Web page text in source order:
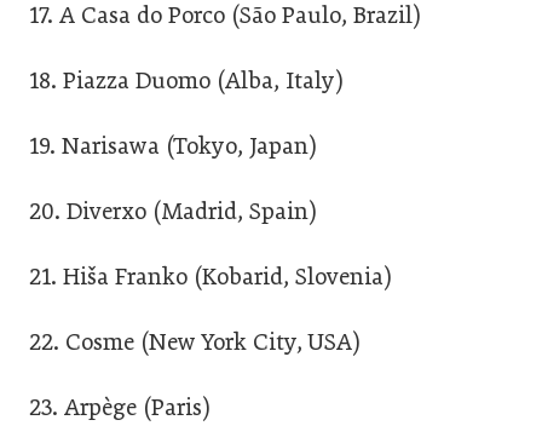
17. A Casa do Porco (São Paulo, Brazil)
18. Piazza Duomo (Alba, Italy)
19. Narisawa (Tokyo, Japan)
20. Diverxo (Madrid, Spain)
21. Hiša Franko (Kobarid, Slovenia)
22. Cosme (New York City, USA)
23. Arpège (Paris)